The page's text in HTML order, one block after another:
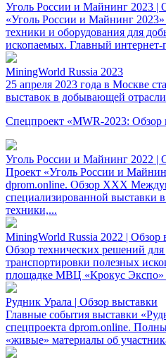
Уголь России и Майнинг 2023 |
«Уголь России и Майнинг
техники и оборудования для
ископаемых. Главный интернет-
MiningWorld Russia 2023
25 апреля 2023 года в Москве
выставок в добывающей
Спецпроект «MWR-2023: Обзор
Уголь России и Майнинг 2022 |
Проект «Уголь России и
dprom.online. Обзор XXX
специализированной выставки
техники,...
MiningWorld Russia 2022 | Обзор
Обзор технических решений
транспортировки полезных
площадке МВЦ «Крокус Экспо»
Рудник Урала | Обзор выставки
Главные события выставки
спецпроекта dprom.online.
«живые» материалы об